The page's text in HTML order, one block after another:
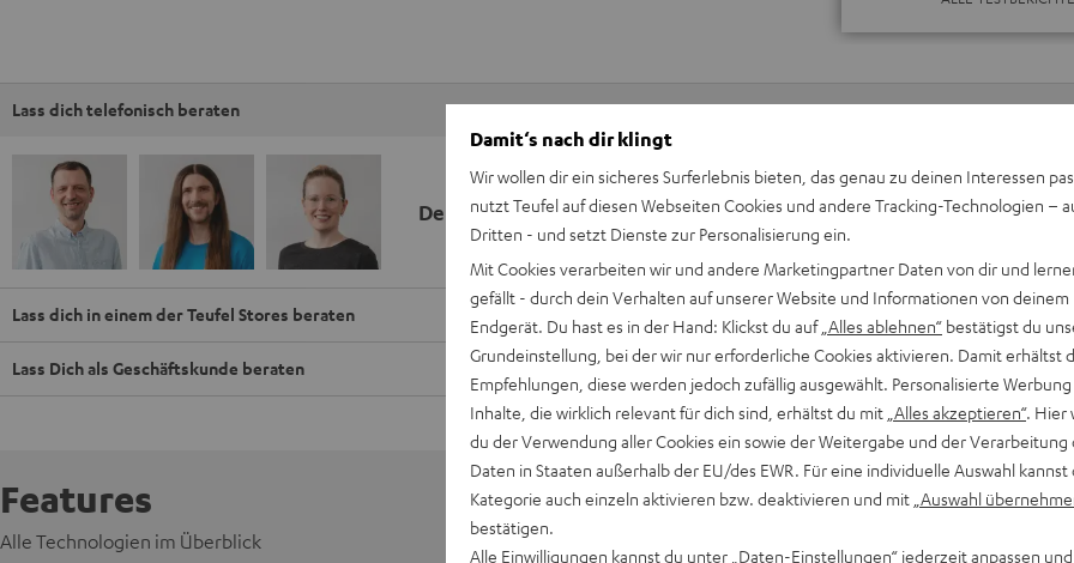
Lass dich telefonisch beraten
Deine Kaufberatung
Keinen Store in der Nähe? Kein
beraten dich auch persönlich am
Hier Termin buchen
Lass dich in einem der Teufel Stores beraten
Lass Dich als Geschäftskunde beraten
Features
Alle Technologien im Überblick
Damit‘s nach dir klingt
Wir wollen dir ein sicheres Surferlebnis bieten, das genau zu deinen Interessen
nutzt Teufel auf diesen Webseiten Cookies und andere Tracking-Technologien –
Dritten - und setzt Dienste zur Personalisierung ein.
Mit Cookies verarbeiten wir und andere Marketingpartner Daten von dir und
gefällt - durch dein Verhalten auf unserer Website und Informationen von deinem
Endgerät. Du hast es in der Hand: Klickst du auf „Alles ablehnen“ bestätigst du
Grundeinstellung, bei der wir nur erforderliche Cookies aktivieren. Damit erhältst
Empfehlungen, diese werden jedoch zufällig ausgewählt. Personalisierte
Inhalte, die wirklich relevant für dich sind, erhältst du mit „Alles akzeptieren“. Hier
du der Verwendung aller Cookies ein sowie der Weitergabe und der Verarbeitung
Daten in Staaten außerhalb der EU/des EWR. Für eine individuelle Auswahl kannst
Kategorie auch einzeln aktivieren bzw. deaktivieren und mit „Auswahl
bestätigen.
Alle Einwilligungen kannst du unter „Daten-Einstellungen“ jederzeit anpassen